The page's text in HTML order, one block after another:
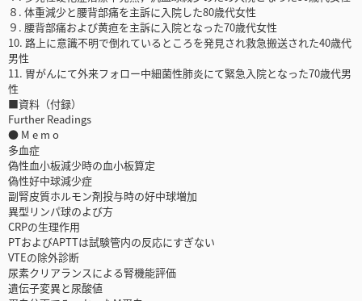
８. 体重減少と腰背部痛を主訴に入院した80歳代女性
９. 腰背部痛および黄疸を主訴に入院となった70歳代女性
10. 路上に意識不明で倒れているところを発見され救急搬送された40歳代
男性
11. 胃がんにて外来フォロー中細菌性肺炎にて緊急入院となった70歳代男
性
■資料（付録）
Further Readings
● M e m o
多血症
偽性血小板減少時の血小板算定
偽性好中球減少症
副腎皮質ホルモン剤投与時の好中球増加
異型リンパ球のよび方
CRPの生理作用
PTおよびAPTTは試験管内の反応にすぎない
VTEの除外診断
尿素クリアランスによる腎機能評価
遺伝子変異と尿酸値